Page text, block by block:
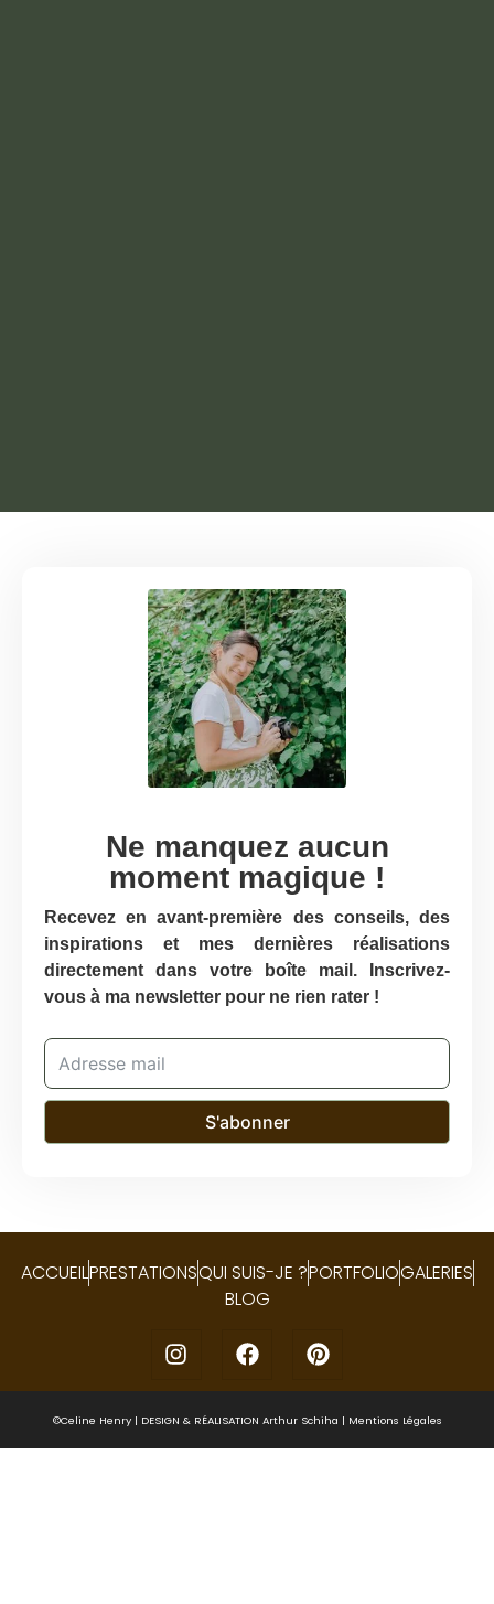
Ne manquez aucun
moment magique !
Recevez en avant-première des conseils, des
inspirations et mes dernières réalisations
directement dans votre boîte mail. Inscrivez-
vous à ma newsletter pour ne rien rater !
S'abonner
ACCUEILPRESTATIONSQUI SUIS-JE ?PORTFOLIOGALERIES
BLOG
©Celine Henry | DESIGN & RÉALISATION Arthur Schiha | Mentions Légales